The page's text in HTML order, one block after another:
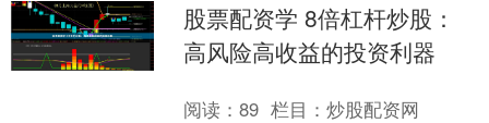
法与风险控制要点....
股票配资学 8倍杠杆炒股：
高风险高收益的投资利器
阅读：89 栏目：炒股配资网